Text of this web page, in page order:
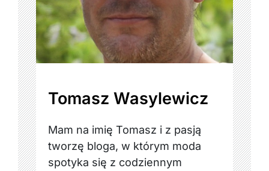
Tomasz Wasylewicz
Mam na imię Tomasz i z pasją
tworzę bloga, w którym moda
spotyka się z codziennym